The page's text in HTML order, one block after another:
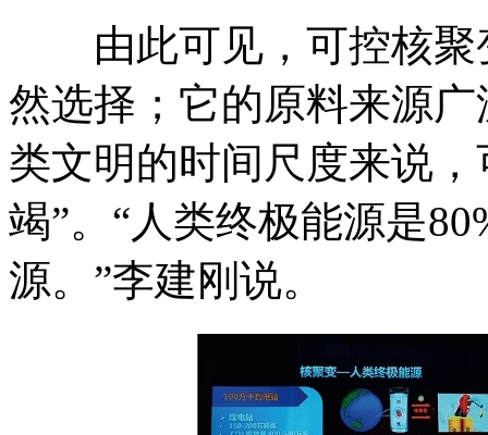
由此可见，可控核聚
然选择；它的原料来源
类文明的时间尺度来说
竭”。“人类终极能源是
源。”李建刚说。